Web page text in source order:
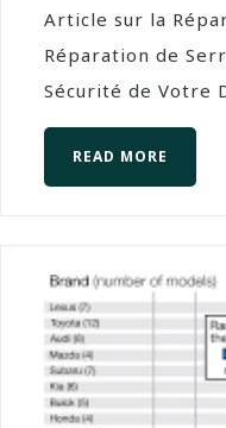
Article sur la
Réparation de
Sécurité de Votre
READ MORE